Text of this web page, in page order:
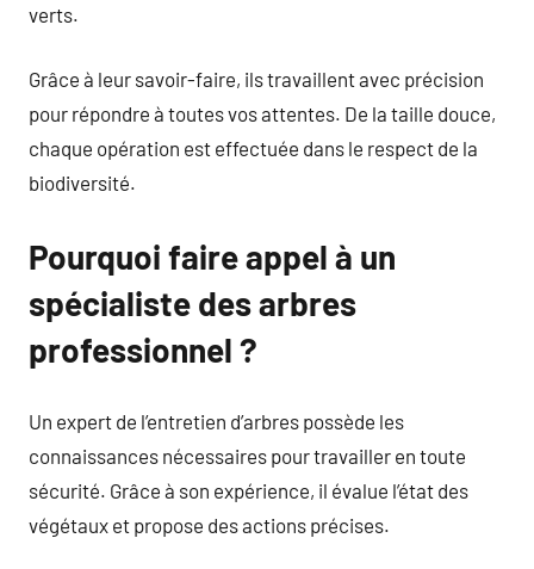
verts.
Grâce à leur savoir-faire, ils travaillent avec précision
pour répondre à toutes vos attentes. De la taille douce,
chaque opération est effectuée dans le respect de la
biodiversité.
Pourquoi faire appel à un
spécialiste des arbres
professionnel ?
Un expert de l’entretien d’arbres possède les
connaissances nécessaires pour travailler en toute
sécurité. Grâce à son expérience, il évalue l’état des
végétaux et propose des actions précises.